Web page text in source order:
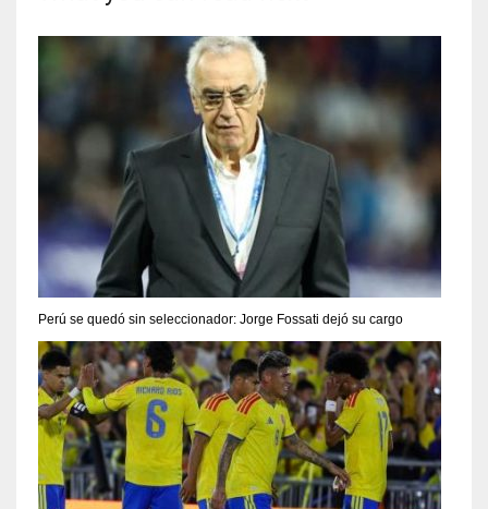
Perú se quedó sin seleccionador: Jorge Fossati dejó su cargo